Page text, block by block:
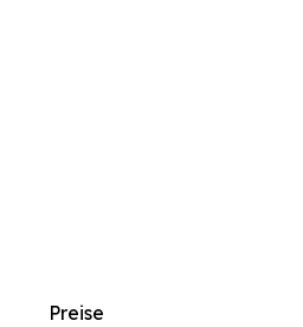
Preise